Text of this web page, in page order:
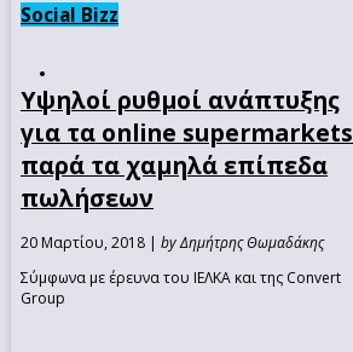
Social Bizz
Υψηλοί ρυθμοί ανάπτυξης
για τα online supermarkets
παρά τα χαμηλά επίπεδα
πωλήσεων
20 Μαρτίου, 2018 | by Δημήτρης Θωμαδάκης
Σύμφωνα με έρευνα του ΙΕΛΚΑ και της Convert
Group